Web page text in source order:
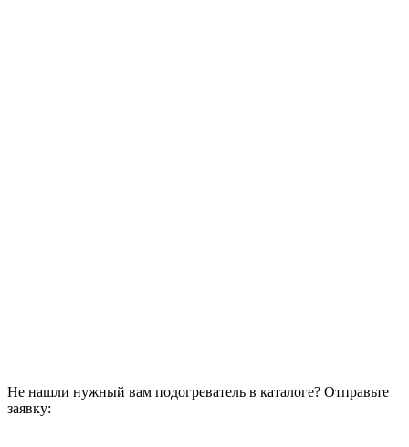
Не нашли нужный вам подогреватель в каталоге? Отправьте
заявку: